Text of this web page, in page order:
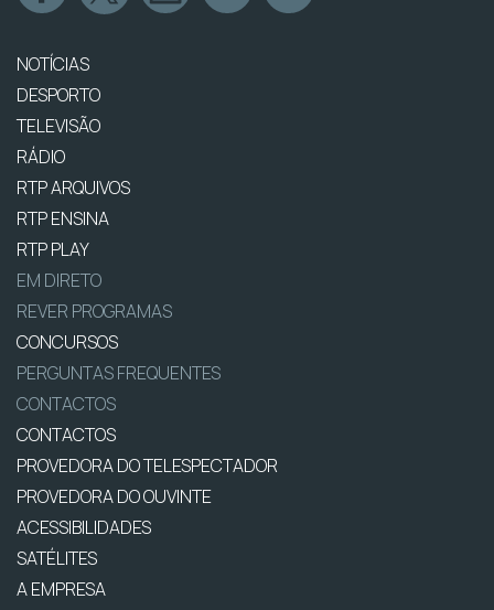
NOTÍCIAS
DESPORTO
TELEVISÃO
RÁDIO
RTP ARQUIVOS
RTP ENSINA
RTP PLAY
EM DIRETO
REVER PROGRAMAS
CONCURSOS
PERGUNTAS FREQUENTES
CONTACTOS
CONTACTOS
PROVEDORA DO TELESPECTADOR
PROVEDORA DO OUVINTE
ACESSIBILIDADES
SATÉLITES
A EMPRESA